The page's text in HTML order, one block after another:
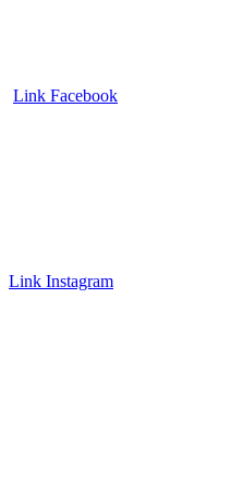
Link Facebook
Link Instagram